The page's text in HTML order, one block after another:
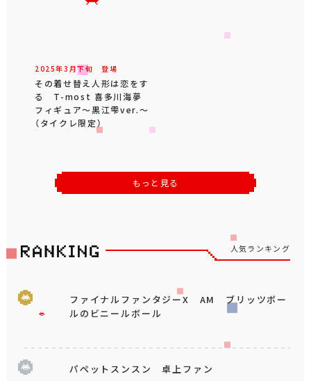
2025年3 月下旬 登場
その着せ替え人形は恋をす
る T-most 喜多川海夢
フィギュア～黒江雫ver.～
（タイクレ限定）
もっと見る
人気ランキング
ファイナルファンタジーX AM ブリッツボー
ルのビニールボール
パペットスンスン 卓上ファン